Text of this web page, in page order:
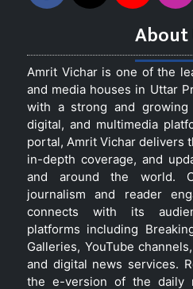
About
Amrit Vichar is one of the
and media houses in Uttar
with a strong and growing
digital, and multimedia
portal, Amrit Vichar delivers
in-depth coverage, and
and around the world.
journalism and reader
connects with its
platforms including
Galleries, YouTube
and digital news services.
the e-version of the daily